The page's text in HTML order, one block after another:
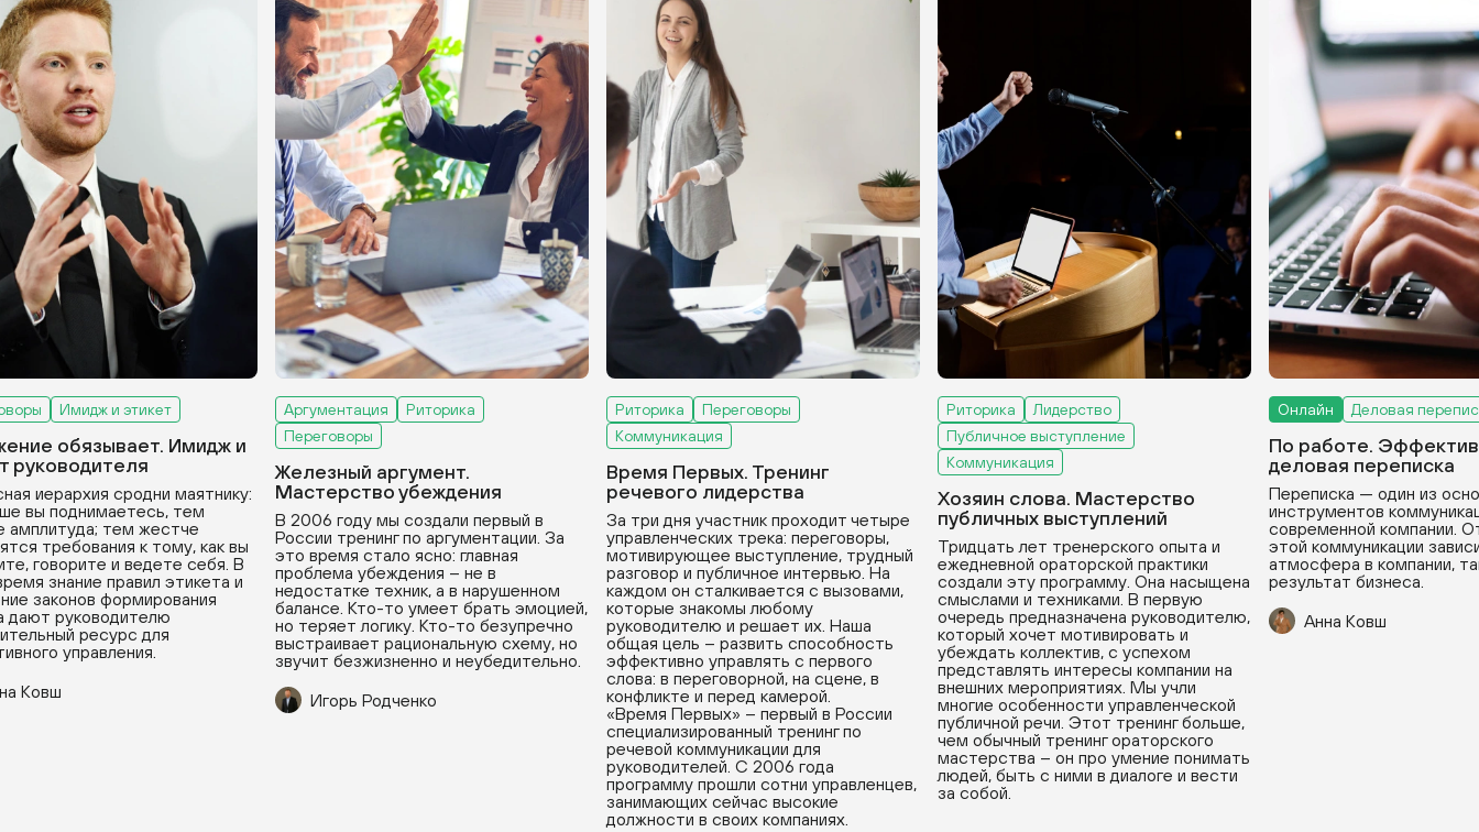
Имидж и этикет
обязывает. Имидж и
руководителя
иерархия сродни маятнику:
вы поднимаетесь, тем
амплитуда; тем жестче
требования к тому, как вы
говорите и ведете себя. В
знание правил этикета и
законов формирования
дают руководителю
ресурс для
управления.
Ковш
Аргументация
Риторика
Переговоры
Железный аргумент.
Мастерство убеждения
В 2006 году мы создали первый в
России тренинг по аргументации. За
это время стало ясно: главная
проблема убеждения – не в
недостатке техник, а в нарушенном
балансе. Кто-то умеет брать эмоцией,
но теряет логику. Кто-то безупречно
выстраивает рациональную схему, но
звучит безжизненно и неубедительно.
Игорь Родченко
Риторика
Переговоры
Коммуникация
Время Первых. Тренинг
речевого лидерства
За три дня участник проходит четыре
управленческих трека: переговоры,
мотивирующее выступление, трудный
разговор и публичное интервью. На
каждом он сталкивается с вызовами,
которые знакомы любому
руководителю и решает их. Наша
общая цель – развить способность
эффективно управлять с первого
слова: в переговорной, на сцене, в
конфликте и перед камерой.
«Время Первых» – первый в России
специализированный тренинг по
речевой коммуникации для
руководителей. С 2006 года
программу прошли сотни управленцев,
занимающих сейчас высокие
должности в своих компаниях.
Риторика
Лидерство
Публичное выступление
Коммуникация
Хозяин слова. Мастерство
публичных выступлений
Тридцать лет тренерского опыта и
ежедневной ораторской практики
создали эту программу. Она насыщена
смыслами и техниками. В первую
очередь предназначена руководителю,
который хочет мотивировать и
убеждать коллектив, с успехом
представлять интересы компании на
внешних мероприятиях. Мы учли
многие особенности управленческой
публичной речи. Этот тренинг больше,
чем обычный тренинг ораторского
мастерства – он про умение понимать
людей, быть с ними в диалоге и вести
за собой.
Онлайн Деловая
По работе.
деловая переписка
Переписка — один из
инструментов
современной компании.
этой коммуникации
атмосфера в компании,
результат бизнеса.
Анна Ковш